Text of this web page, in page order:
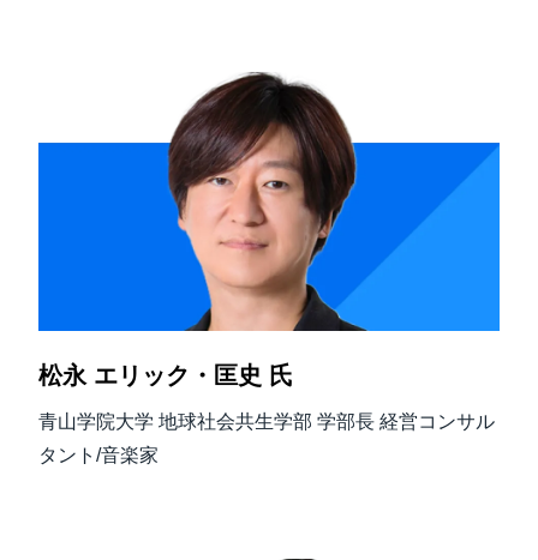
松永 エリック・匡史 氏
青山学院大学 地球社会共生学部 学部長 経営コンサル
タント/音楽家